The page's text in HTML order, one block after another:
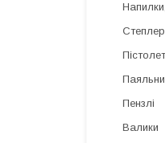
Пензлі
Валики